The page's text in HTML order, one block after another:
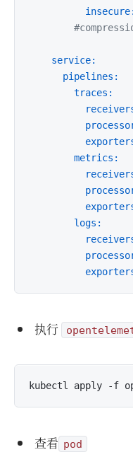
insecure:
service:
pipelines:
traces:
metrics:
logs:
执行
查看 pod